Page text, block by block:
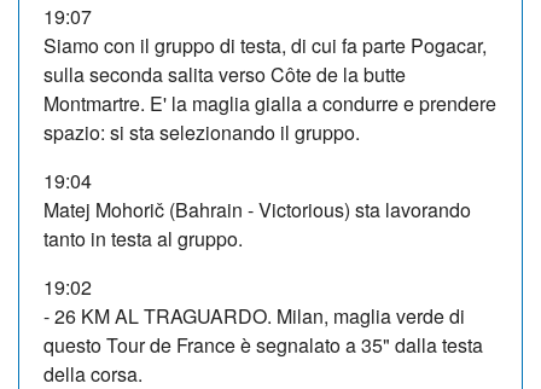
19:07
Siamo con il gruppo di testa, di cui fa parte Pogacar,
sulla seconda salita verso Côte de la butte
Montmartre. E' la maglia gialla a condurre e prendere
spazio: si sta selezionando il gruppo.
19:04
Matej Mohorič (Bahrain - Victorious) sta lavorando
tanto in testa al gruppo.
19:02
- 26 KM AL TRAGUARDO. Milan, maglia verde di
questo Tour de France è segnalato a 35" dalla testa
della corsa.